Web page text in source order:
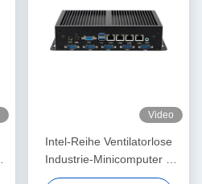
Video
Intel-Reihe Ventilatorlose
Industrie-Minicomputer 4
Gigabit Ethernet LAN 6COM